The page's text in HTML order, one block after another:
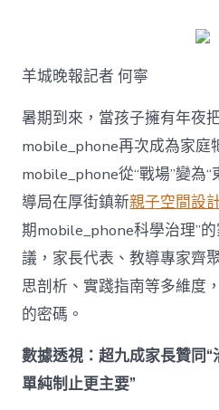
羊城晚報記者 何寧
暑期到來，當孩子擁有年夜
mobile_phone再次成為家庭
mobile_phone從“戰場”變為
導局在厚街鎮新親子空間設
期mobile_phone科學治理”
議，家長代表、教導專家齊
思剖析、實踐指南等多維度
的密碼。
數據透視：超九成家長贊同
單純制止更主要”